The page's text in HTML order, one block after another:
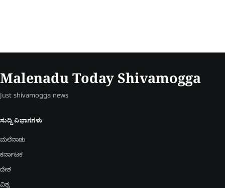
Malenadu Today Shivamogga
Just shivamogga news
ಸುದ್ದಿ ವಿಭಾಗಗಳು
ಮಲೆನಾಡು
ಕರ್ನಾಟಕ
ದೇಶ
ವಿಶ್ವ